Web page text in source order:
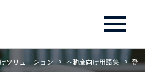
ソリューション 不動産向け用語集
登